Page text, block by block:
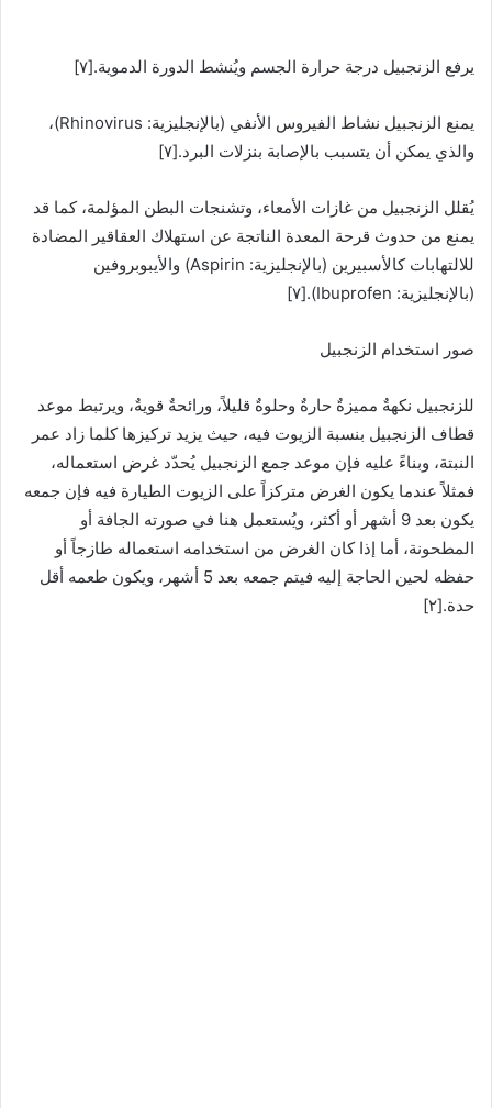
يرفع الزنجبيل درجة حرارة الجسم ويُنشط الدورة الدموية.[٧]
يمنع الزنجبيل نشاط الفيروس الأنفي (بالإنجليزية: Rhinovirus)،
والذي يمكن أن يتسبب بالإصابة بنزلات البرد.[٧]
يُقلل الزنجبيل من غازات الأمعاء، وتشنجات البطن المؤلمة، كما قد
يمنع من حدوث قرحة المعدة الناتجة عن استهلاك العقاقير المضادة
للالتهابات كالأسبيرين (بالإنجليزية: Aspirin) والأيبوبروفين
(بالإنجليزية: Ibuprofen).[٧]
صور استخدام الزنجبيل
للزنجبيل نكهةٌ مميزةٌ حارةٌ وحلوةٌ قليلاً، ورائحةٌ قويةٌ، ويرتبط موعد
قطاف الزنجبيل بنسبة الزيوت فيه، حيث يزيد تركيزها كلما زاد عمر
النبتة، وبناءً عليه فإن موعد جمع الزنجبيل يُحدّد غرض استعماله،
فمثلاً عندما يكون الغرض متركزاً على الزيوت الطيارة فيه فإن جمعه
يكون بعد 9 أشهر أو أكثر، ويُستعمل هنا في صورته الجافة أو
المطحونة، أما إذا كان الغرض من استخدامه استعماله طازجاً أو
حفظه لحين الحاجة إليه فيتم جمعه بعد 5 أشهر، ويكون طعمه أقل
حدة.[٢]